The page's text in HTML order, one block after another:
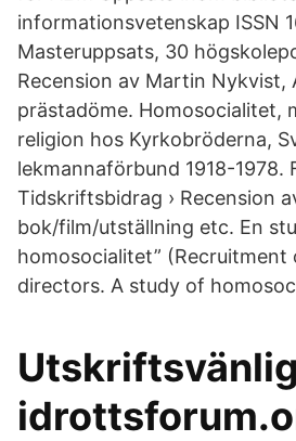
informationsvetenskap ISSN
Masteruppsats, 30
Recension av Martin Nykvist,
prästadöme. Homosocialitet,
religion hos Kyrkobröderna,
lekmannaförbund 1918-1978.
Tidskriftsbidrag › Recension
bok/film/utställning etc. En
homosocialitet” (Recruitment
directors. A study of